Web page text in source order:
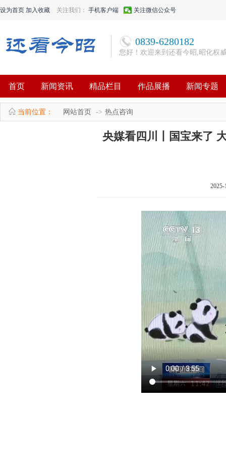
设为首页 加入收藏 关注我们： 手机客户端 关注微信公众号
0839-6280182
您好！欢迎来到还看今昭,昭化权
首页 新闻资讯 精品栏目 作品展播 新闻专题
当前位置： 网站首页 热点咨询
央媒看四川丨国宝来了
2025-